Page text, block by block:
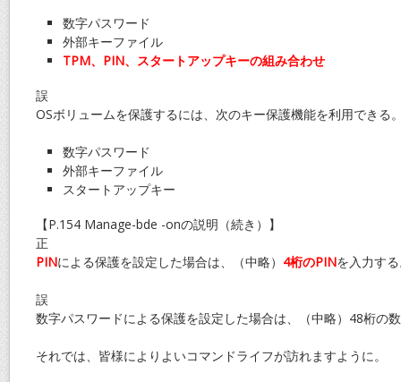
数字パスワード
外部キーファイル
TPM、PIN、スタートアップキーの組み合わせ
誤
OSボリュームを保護するには、次のキー保護機能を利用できる
数字パスワード
外部キーファイル
スタートアップキー
【P.154 Manage-bde -onの説明（続き）】
正
PINによる保護を設定した場合は、（中略） 4桁のPINを入力す
誤
数字パスワードによる保護を設定した場合は、（中略）48桁の
それでは、皆様によりよいコマンドライフが訪れますように。